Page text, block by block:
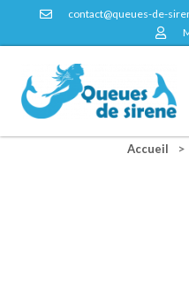
contact@queues-de-
Accueil >